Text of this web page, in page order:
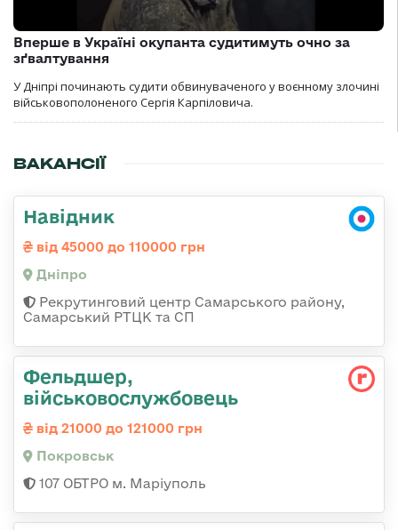
Вперше в Україні окупанта судитимуть очно за
зґвалтування
У Дніпрі починають судити обвинуваченого у воєнному злочині
військовополоненого Сергія Карпіловича.
ВАКАНСІЇ
Навідник
від 45000 до 110000 грн
Дніпро
Рекрутинговий центр Самарського району,
Самарський РТЦК та СП
Фельдшер,
військовослужбовець
від 21000 до 121000 грн
Покровськ
107 ОБТРО м. Маріуполь